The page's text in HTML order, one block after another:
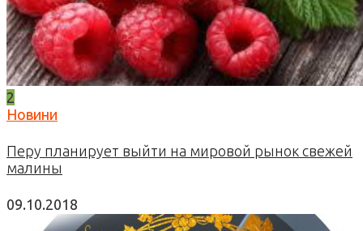
2
Новини
Перу планирует выйти на мировой рынок свежей
малины
09.10.2018